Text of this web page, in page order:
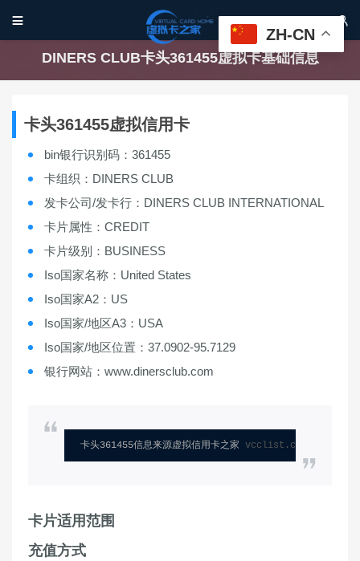
 
DINERS CLUB卡头361455虚拟卡基础信息
卡头361455虚拟信用卡
bin银行识别码：361455
卡组织：DINERS CLUB
发卡公司/发卡行：DINERS CLUB INTERNATIONAL
卡片属性：CREDIT
卡片级别：BUSINESS
Iso国家名称：United States
Iso国家A2：US
Iso国家/地区A3：USA
Iso国家/地区位置：37.0902-95.7129
银行网站：www.dinersclub.com
卡头361455信息来源虚拟信用卡之家 vcclist.com
卡片适用范围
充值方式
ZH-CN